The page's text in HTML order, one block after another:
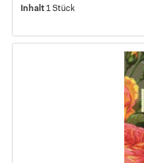
Inhalt 1 Stück